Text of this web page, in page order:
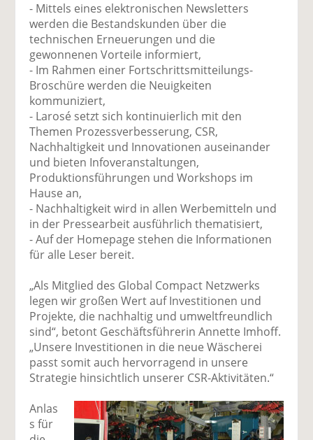
- Mittels eines elektronischen Newsletters
werden die Bestandskunden über die
technischen Erneuerungen und die
gewonnenen Vorteile informiert,
- Im Rahmen einer Fortschrittsmitteilungs-
Broschüre werden die Neuigkeiten
kommuniziert,
- Larosé setzt sich kontinuierlich mit den
Themen Prozessverbesserung, CSR,
Nachhaltigkeit und Innovationen auseinander
und bieten Infoveranstaltungen,
Produktionsführungen und Workshops im
Hause an,
- Nachhaltigkeit wird in allen Werbemitteln und
in der Pressearbeit ausführlich thematisiert,
- Auf der Homepage stehen die Informationen
für alle Leser bereit.
„Als Mitglied des Global Compact Netzwerks
legen wir großen Wert auf Investitionen und
Projekte, die nachhaltig und umweltfreundlich
sind“, betont Geschäftsführerin Annette Imhoff.
„Unsere Investitionen in die neue Wäscherei
passt somit auch hervorragend in unsere
Strategie hinsichtlich unserer CSR-Aktivitäten.“
Anlas
s für